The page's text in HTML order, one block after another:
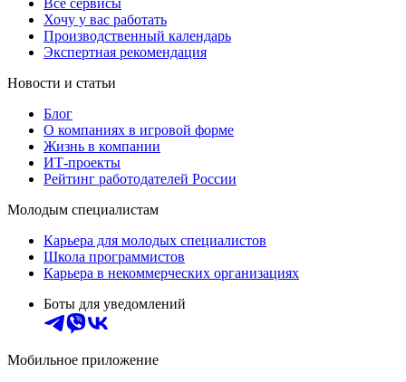
Все сервисы
Хочу у вас работать
Производственный календарь
Экспертная рекомендация
Новости и статьи
Блог
О компаниях в игровой форме
Жизнь в компании
ИТ-проекты
Рейтинг работодателей России
Молодым специалистам
Карьера для молодых специалистов
Школа программистов
Карьера в некоммерческих организациях
Боты для уведомлений
Мобильное приложение